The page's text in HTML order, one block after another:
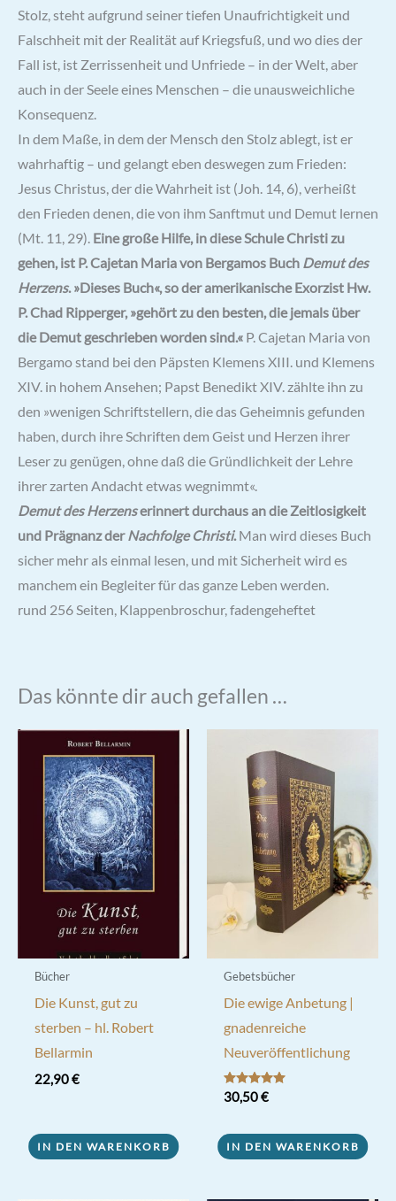
Stolz, steht aufgrund seiner tiefen Unaufrichtigkeit und
Falschheit mit der Realität auf Kriegsfuß, und wo dies der
Fall ist, ist Zerrissenheit und Unfriede – in der Welt, aber
auch in der Seele eines Menschen – die unausweichliche
Konsequenz.
In dem Maße, in dem der Mensch den Stolz ablegt, ist er
wahrhaftig – und gelangt eben deswegen zum Frieden:
Jesus Christus, der die Wahrheit ist (Joh. 14, 6), verheißt
den Frieden denen, die von ihm Sanftmut und Demut lernen
(Mt. 11, 29). Eine große Hilfe, in diese Schule Christi zu
gehen, ist P. Cajetan Maria von Bergamos Buch Demut des
Herzens. »Dieses Buch«, so der amerikanische Exorzist Hw.
P. Chad Ripperger, »gehört zu den besten, die jemals über
die Demut geschrieben worden sind.« P. Cajetan Maria von
Bergamo stand bei den Päpsten Klemens XIII. und Klemens
XIV. in hohem Ansehen; Papst Benedikt XIV. zählte ihn zu
den »wenigen Schriftstellern, die das Geheimnis gefunden
haben, durch ihre Schriften dem Geist und Herzen ihrer
Leser zu genügen, ohne daß die Gründlichkeit der Lehre
ihrer zarten Andacht etwas wegnimmt«.
Demut des Herzenserinnert durchaus an die Zeitlosigkeit
und Prägnanz derNachfolge Christi.Man wird dieses Buch
sicher mehr als einmal lesen, und mit Sicherheit wird es
manchem ein Begleiter für das ganze Leben werden.
rund 256 Seiten, Klappenbroschur, fadengeheftet
Das könnte dir auch gefallen …
Bücher
Die Kunst, gut zu
sterben – hl. Robert
Bellarmin
22,90€
IN DEN WARENKORB
Gebetsbücher
Die ewige Anbetung |
gnadenreiche
Neuveröffentlichung
Bewertet mit
5.00
30,50€
IN DEN WARENKORB